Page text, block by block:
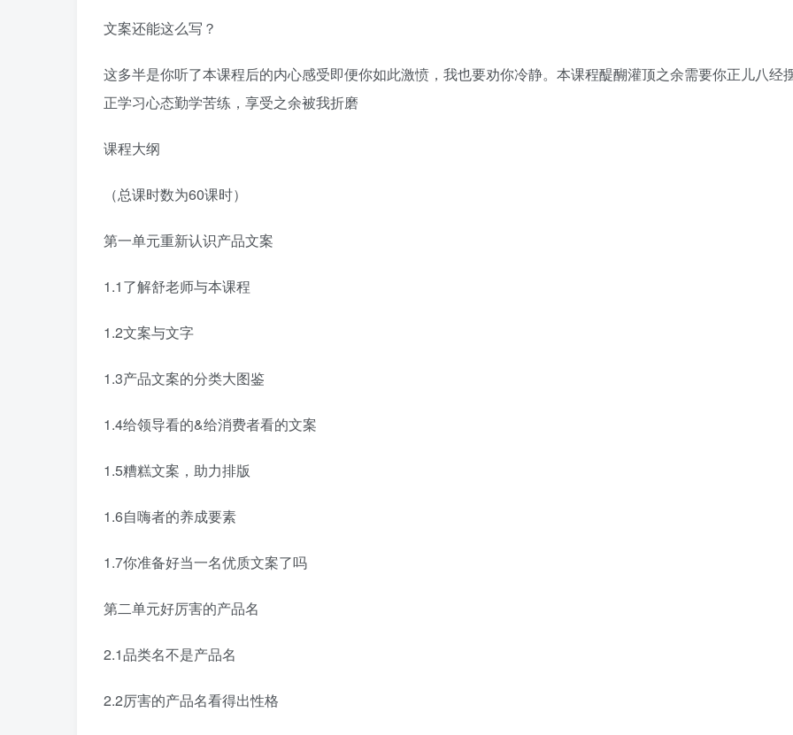
文案还能这么写？
这多半是你听了本课程后的内心感受即便你如此激愤，我也要劝你冷静。本课程醍醐灌顶之余需要你正儿八经
正学习心态勤学苦练，享受之余被我折磨
课程大纲
（总课时数为60课时）
第一单元重新认识产品文案
1.1了解舒老师与本课程
1.2文案与文字
1.3产品文案的分类大图鉴
1.4给领导看的&给消费者看的文案
1.5糟糕文案，助力排版
1.6自嗨者的养成要素
1.7你准备好当一名优质文案了吗
第二单元好厉害的产品名
2.1品类名不是产品名
2.2厉害的产品名看得出性格